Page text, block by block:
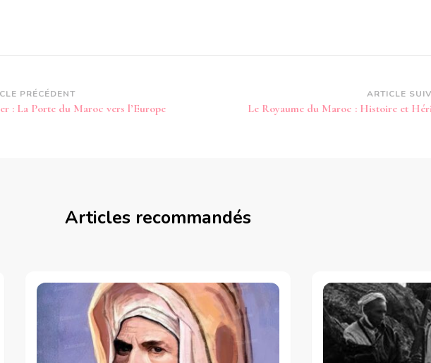
PRÉCÉDENT
: La Porte du Maroc vers l’Europe
ARTICLE
Le Royaume du Maroc : Histoire et
Articles recommandés